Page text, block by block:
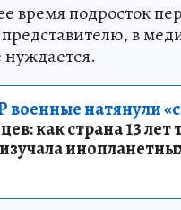
время подросток
в
натянули
как страна 13 лет